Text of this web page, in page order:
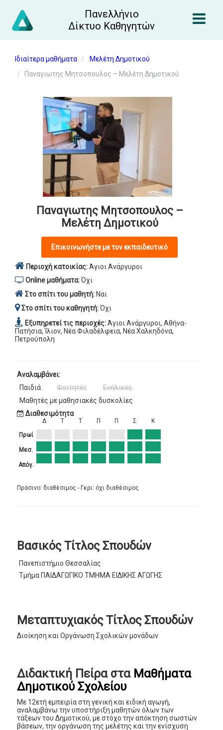
Πανελλήνιο
Δίκτυο Καθηγητών
Ιδιαίτερα μαθήματα
Μελέτη Δημοτικού
Παναγιωτης Μητσοπουλος – Μελέτη Δημοτικού
Παναγιωτης Μητσοπουλος –
Μελέτη Δημοτικού
Επικοινωνήστε με τον εκπαιδευτικό
Περιοχή κατοικίας:Άγιοι Ανάργυροι
Online μαθήματα:Όχι
Στο σπίτι του μαθητή: Ναι
Στο σπίτι του καθηγητή:Όχι
Εξυπηρετεί τις περιοχές:Άγιοι Ανάργυροι, Αθήνα-
Πατήσια, Ίλιον, Νέα Φιλαδέλφεια, Νέα Χαλκηδόνα,
Πετρούπολη
Αναλαμβάνει:
Παιδιά
Φοιτητές
Ενήλικες
Μαθητές με μαθησιακές δυσκολίες
Διαθεσιμότητα
Πρωί
Μεσ.
Απόγ.
Δ Τ Τ Π Π Σ Κ
Πράσινο: διαθέσιμος - Γκρι: όχι διαθέσιμος
Βασικός Τίτλος Σπουδών
Πανεπιστήμιο Θεσσαλίας
Τμήμα ΠΑΙΔΑΓΩΓΙΚΟ ΤΜΗΜΑ ΕΙΔΙΚΗΣ ΑΓΩΓΗΣ
Μεταπτυχιακός Τίτλος Σπουδών
Διοίκηση και Οργάνωση Σχολικών μονάδων
Διδακτική Πείρα στα Μαθήματα
Δημοτικού Σχολείου
Με 12ετή εμπειρία στη γενική και ειδική αγωγή,
αναλαμβάνω την υποστήριξη μαθητών όλων των
τάξεων του Δημοτικού, με στόχο την απόκτηση σωστών
βάσεων, την οργάνωση της μελέτης και την ενίσχυση